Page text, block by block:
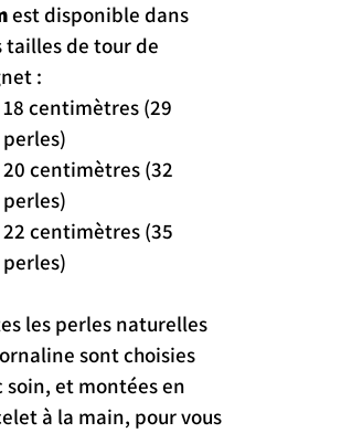
est disponible dans
tailles de tour de
:
18 centimètres (29
perles)
20 centimètres (32
perles)
22 centimètres (35
perles)
les perles naturelles
sont choisies
soin, et montées en
à la main, pour vous